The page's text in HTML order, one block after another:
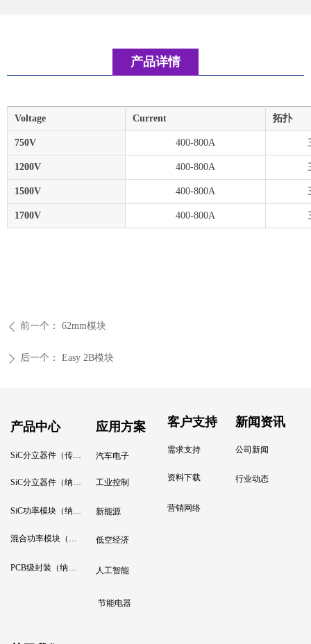
产品详情
Voltage Current 拓扑
750V 400-800A
1200V 400-800A
1500V 400-800A
1700V 400-800A
ꄴ 前一个： 62mm模块
ꄲ 后一个： Easy 2B模块
SiC分立器件（传统烧结）
产品中心
SiC分立器件（纳米铜加压烧结）
SiC功率模块（纳米铜加压烧结）
混合功率模块（纳米铜加压烧结）
PCB级封装（纳米铜加压烧结）
汽车电子
应用方案
工业控制
新能源
低空经济
人工智能
节能电器
需求支持
客户支持
资料下载
营销网络
公司新闻
新闻资讯
行业动态